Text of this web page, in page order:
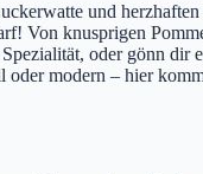
und
Von knusprigen
oder gönn dir
modern – hier